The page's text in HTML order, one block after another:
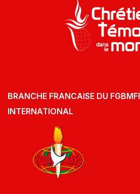
BRANCHE FRANCAISE DU FGBMFI
INTERNATIONAL